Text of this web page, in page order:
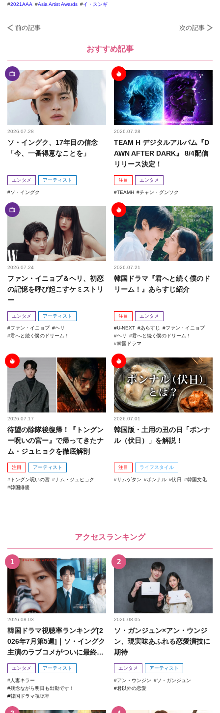
2021AAA Asia Artist Awards イ・スンギ
前の記事 次の記事
おすすめ記事
2026.07.28
ソ・イングク、17年目の信念
「今、一番得意なことを」
エンタメ アーティスト
ソ・イングク
2026.07.28
TEAM H デジタルアルバム『D
AWN AFTER DARK』 8/4配信
リリース決定！
注目 エンタメ
TEAMH チャン・グンソク
2026.07.24
ファン・イニョプ＆ヘリ、初恋
の記憶を呼び起こすケミストリ
ー
エンタメ アーティスト
ファン・イニョプ
ヘリ
君へと続く僕のドリーム！
2026.07.21
韓国ドラマ『君へと続く僕のド
リーム！』あらすじ紹介
注目 エンタメ
U-NEXT あらすじ
ファン・イニョプ
ヘリ
君へと続く僕のドリーム！
韓国ドラマ
2026.07.17
待望の除隊後復帰！『トングン
ー呪いの宮ー』で帰ってきたナ
ム・ジュヒョクを徹底解剖
注目 アーティスト
トングン呪いの宮
ナム・ジュヒョク
韓国俳優
2026.07.01
韓国版・土用の丑の日「ポンナ
ル（伏日）」を解説！
注目 ライフスタイル
サムゲタン ポンナル 伏日 韓国文化
アクセスランキング
2026.08.03
韓国ドラマ視聴率ランキング[2
026年7月第5週]｜ソ・イングク
主演のラブコメがついに最終
回！
エンタメ アーティスト
人妻キラー
残念ながら明日も出勤です！
韓国ドラマ視聴率
2026.08.05
ソ・ガンジュン×アン・ウンジ
ン、現実味あふれる恋愛演技に
期待
エンタメ アーティスト
アン・ウンジン
ソ・ガンジュン
君以外の恋愛